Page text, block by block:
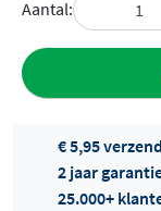
Aantal:
€ 5,95
2 jaar
25.000+